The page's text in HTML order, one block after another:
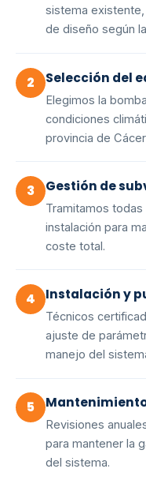
sistema
de diseño según
2 Selección del
Elegimos la
condiciones
provincia de
3 Gestión de
Tramitamos
instalación para
coste total.
4 Instalación y
Técnicos
ajuste de
manejo del
5
Revisiones
para mantener la
del sistema.